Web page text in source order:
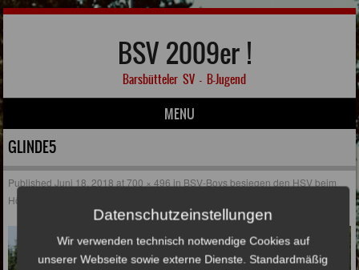
BSV 2009er !
Barsbütteler SV – B-Jugend
MENU
Skip to content
GLINDE5
PublishedJuni 18, 2018 at700 × 496 in BSV-Boys besiegen den HSV beim
Hörwelt-Cup !
Datenschutzeinstellungen
Wir verwenden technisch notwendige Cookies auf
unserer Webseite sowie externe Dienste. Standardmäßig